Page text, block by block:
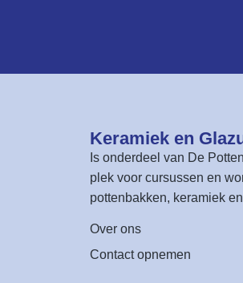
Keramiek en
Is onderdeel van De
plek voor cursussen en
pottenbakken, keramiek
Over ons
Contact opnemen